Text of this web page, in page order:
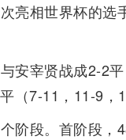
亮相世界杯的选
安宰贤战成2-2
（7-11，11-9，
阶段。首阶段，